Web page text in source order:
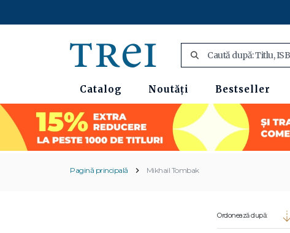
Catalog Noutăți Bestseller
Pagină principală Mikhail Tombak
Ordonează după: